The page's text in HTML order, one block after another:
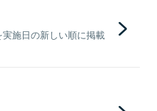
施日の新しい順に掲載